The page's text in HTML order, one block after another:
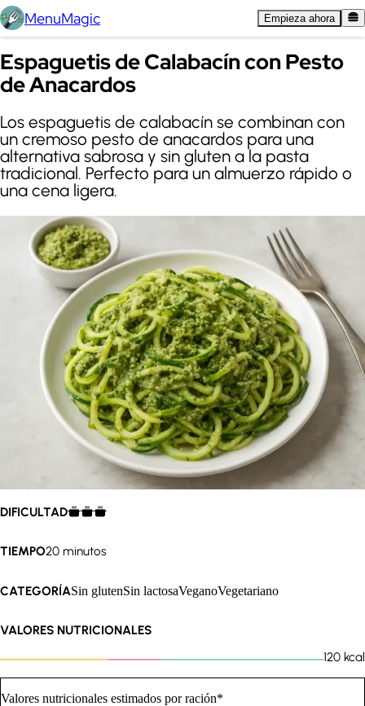
MenuMagic Empieza ahora
Espaguetis de Calabacín con Pesto
de Anacardos
Los espaguetis de calabacín se combinan con
un cremoso pesto de anacardos para una
alternativa sabrosa y sin gluten a la pasta
tradicional. Perfecto para un almuerzo rápido o
una cena ligera.
DIFICULTAD
TIEMPO20 minutos
CATEGORÍASin glutenSin lactosaVeganoVegetariano
VALORES NUTRICIONALES
120 kcal
Valores nutricionales estimados por ración*